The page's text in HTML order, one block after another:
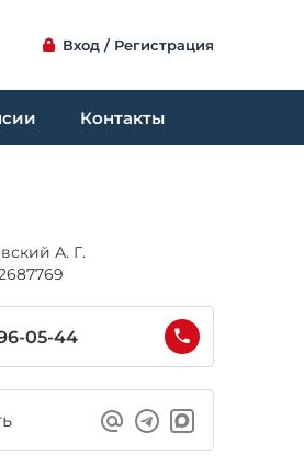
Вход / Регистрация
Контакты
А. Г.
05-44